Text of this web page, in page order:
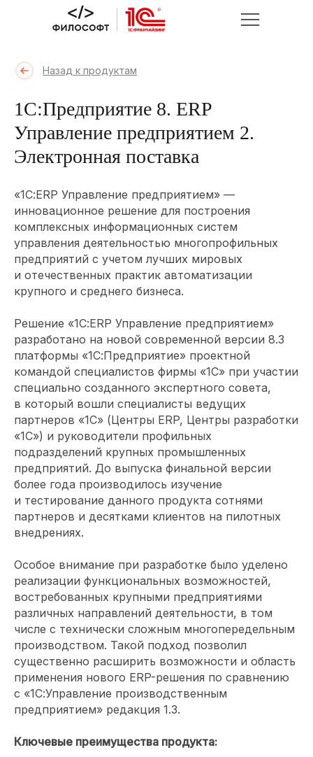
Назад к продуктам
1С:Предприятие 8. ERP
Управление предприятием 2.
Электронная поставка
«1С:ERP Управление предприятием» —
инновационное решение для построения
комплексных информационных систем
управления деятельностью многопрофильных
предприятий с учетом лучших мировых
и отечественных практик автоматизации
крупного и среднего бизнеса.
Решение «1С:ERP Управление предприятием»
разработано на новой современной версии 8.3
платформы «1С:Предприятие» проектной
командой специалистов фирмы «1С» при участии
специально созданного экспертного совета,
в который вошли специалисты ведущих
партнеров «1С» (Центры ERP, Центры разработки
«1С») и руководители профильных
подразделений крупных промышленных
предприятий. До выпуска финальной версии
более года производилось изучение
и тестирование данного продукта сотнями
партнеров и десятками клиентов на пилотных
внедрениях.
Особое внимание при разработке было уделено
реализации функциональных возможностей,
востребованных крупными предприятиями
различных направлений деятельности, в том
числе с технически сложным многопередельным
производством. Такой подход позволил
существенно расширить возможности и область
применения нового ERP-решения по сравнению
с «1С:Управление производственным
предприятием» редакция 1.3.
Ключевые преимущества продукта: